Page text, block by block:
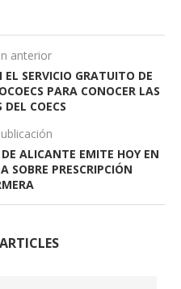
anterior
SERVICIO GRATUITO DE
PARA CONOCER LAS
DEL COECS
ALICANTE EMITE HOY EN
SOBRE PRESCRIPCIÓN